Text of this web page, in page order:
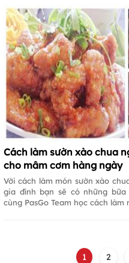
Cách làm sườn xào chua
cho mâm cơm hàng ngày
Với cách làm món sườn xào
gia đình bạn sẽ có những
cùng PasGo Team học cách
1 2